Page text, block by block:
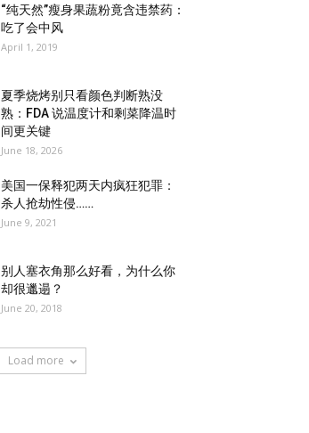
“纯天然”瘦身果蔬粉竟含违禁药：
吃了会中风
April 1, 2019
夏季烧烤别只看颜色判断熟没
熟：FDA 说温度计和剩菜降温时
间更关键
June 18, 2026
美国一保释犯两天内疯狂犯罪：
杀人抢劫性侵……
June 9, 2021
别人塞衣角那么好看，为什么你
却很邋遢？
June 20, 2018
Load more